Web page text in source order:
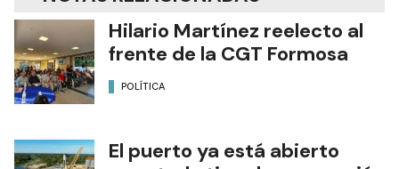
Hilario Martínez reelecto al
frente de la CGT Formosa
POLÍTICA
El puerto ya está abierto